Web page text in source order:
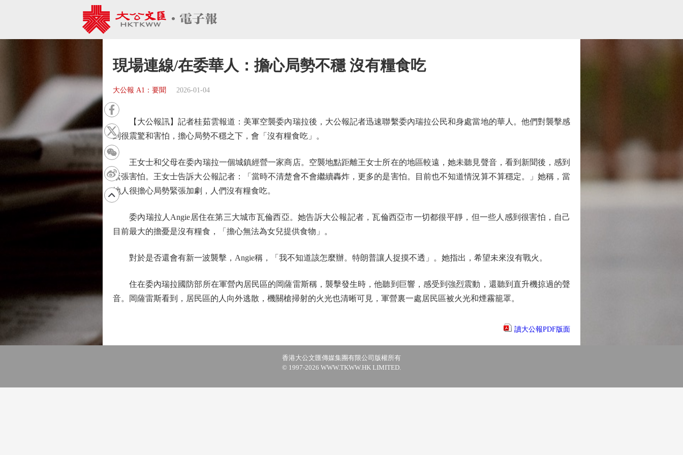
現場連線/在委華人：擔心局勢不穩 沒有糧食吃
大公報 A1：要聞 2026-01-04
【大公報訊】記者桂茹雲報道：美軍空襲委內瑞拉後，大公報記者迅速聯繫委內瑞拉公民和身處當地的華人。他們對襲擊感
到很震驚和害怕，擔心局勢不穩之下，會「沒有糧食吃」。
王女士和父母在委內瑞拉一個城鎮經營一家商店。空襲地點距離王女士所在的地區較遠，她未聽見聲音，看到新聞後，感到
緊張害怕。王女士告訴大公報記者：「當時不清楚會不會繼續轟炸，更多的是害怕。目前也不知道情況算不算穩定。」她稱，當
地人很擔心局勢緊張加劇，人們沒有糧食吃。
委內瑞拉人Angie居住在第三大城市瓦倫西亞。她告訴大公報記者，瓦倫西亞市一切都很平靜，但一些人感到很害怕，自己
目前最大的擔憂是沒有糧食，「擔心無法為女兒提供食物」。
對於是否還會有新一波襲擊，Angie稱，「我不知道該怎麼辦。特朗普讓人捉摸不透」。她指出，希望未來沒有戰火。
住在委內瑞拉國防部所在軍營內居民區的岡薩雷斯稱，襲擊發生時，他聽到巨響，感受到強烈震動，還聽到直升機掠過的聲
音。岡薩雷斯看到，居民區的人向外逃散，機關槍掃射的火光也清晰可見，軍營裏一處居民區被火光和煙霧籠罩。
讀大公報PDF版面
香港大公文匯傳媒集團有限公司版權所有
© 1997-2026 WWW.TKWW.HK LIMITED.